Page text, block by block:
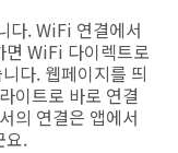
다. WiFi 연결에서
면 WiFi 다이렉트로
다. 웹페이지를 띄
이트로 바로 연결
의 연결은 앱에서
요.